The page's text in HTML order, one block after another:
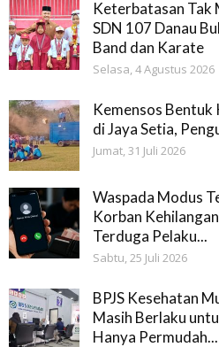
Keterbatasan Tak
SDN 107 Danau
Band dan Karate
Selasa, 4 Agustus 2026
Kemensos Bentuk
di Jaya Setia,
Jumat, 31 Juli 2026
Waspada Modus
Korban
Terduga Pelaku...
Sabtu, 25 Juli 2026
BPJS Kesehatan
Masih Berlaku
Hanya Permudah...